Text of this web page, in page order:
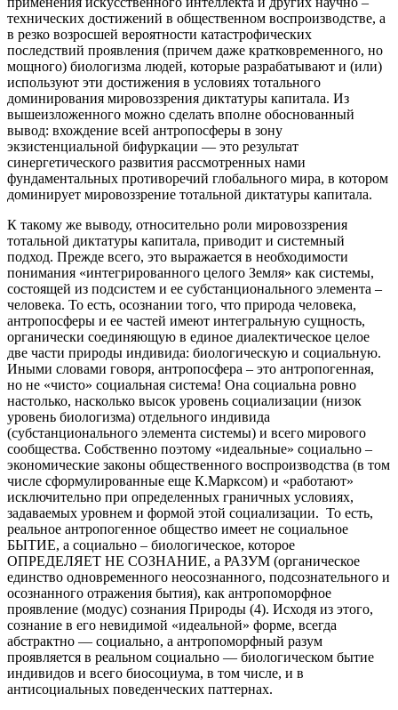
технических достижений в общественном воспроизводстве, а
в резко возросшей вероятности катастрофических
последствий проявления (причем даже кратковременного, но
мощного) биологизма людей, которые разрабатывают и (или)
используют эти достижения в условиях тотального
доминирования мировоззрения диктатуры капитала. Из
вышеизложенного можно сделать вполне обоснованный
вывод: вхождение всей антропосферы в зону
экзистенциальной бифуркации — это результат
синергетического развития рассмотренных нами
фундаментальных противоречий глобального мира, в котором
доминирует мировоззрение тотальной диктатуры капитала.
К такому же выводу, относительно роли мировоззрения
тотальной диктатуры капитала, приводит и системный
подход. Прежде всего, это выражается в необходимости
понимания «интегрированного целого Земля» как системы,
состоящей из подсистем и ее субстанционального элемента –
человека. То есть, осознании того, что природа человека,
антропосферы и ее частей имеют интегральную сущность,
органически соединяющую в единое диалектическое целое
две части природы индивида: биологическую и социальную.
Иными словами говоря, антропосфера – это антропогенная,
но не «чисто» социальная система! Она социальна ровно
настолько, насколько высок уровень социализации (низок
уровень биологизма) отдельного индивида
(субстанционального элемента системы) и всего мирового
сообщества. Собственно поэтому «идеальные» социально –
экономические законы общественного воспроизводства (в том
числе сформулированные еще К.Марксом) и «работают»
исключительно при определенных граничных условиях,
задаваемых уровнем и формой этой социализации. То есть,
реальное антропогенное общество имеет не социальное
БЫТИЕ, а социально – биологическое, которое
ОПРЕДЕЛЯЕТ НЕ СОЗНАНИЕ, а РАЗУМ (органическое
единство одновременного неосознанного, подсознательного и
осознанного отражения бытия), как антропоморфное
проявление (модус) сознания Природы (4). Исходя из этого,
сознание в его невидимой «идеальной» форме, всегда
абстрактно — социально, а антропоморфный разум
проявляется в реальном социально — биологическом бытие
индивидов и всего биосоциума, в том числе, и в
антисоциальных поведенческих паттернах.